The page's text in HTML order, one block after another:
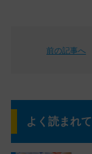
前の記事へ
よく読まれ